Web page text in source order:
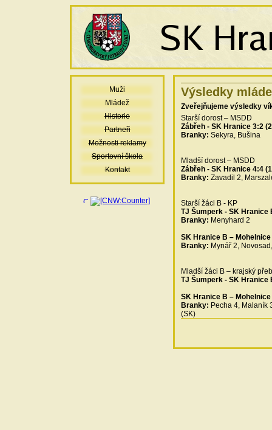
Muži
Mládež
Historie
Partneři
Možnosti reklamy
Sportovní škola
Kontakt
Výsledky
Zveřejňujeme výsledky
Starší dorost – MSDD
Zábřeh - SK Hranice 3:2
Branky: Sekyra, Bušina
Mladší dorost – MSDD
Zábřeh - SK Hranice 4:4
Branky: Zavadil 2,
Starší žáci B - KP
TJ Šumperk - SK Hranice
Branky: Menyhard 2
SK Hranice B –
Branky: Mynář 2,
Mladší žáci B – krajský
TJ Šumperk - SK Hranice
SK Hranice B –
Branky: Pecha 4, Malaník
(SK)